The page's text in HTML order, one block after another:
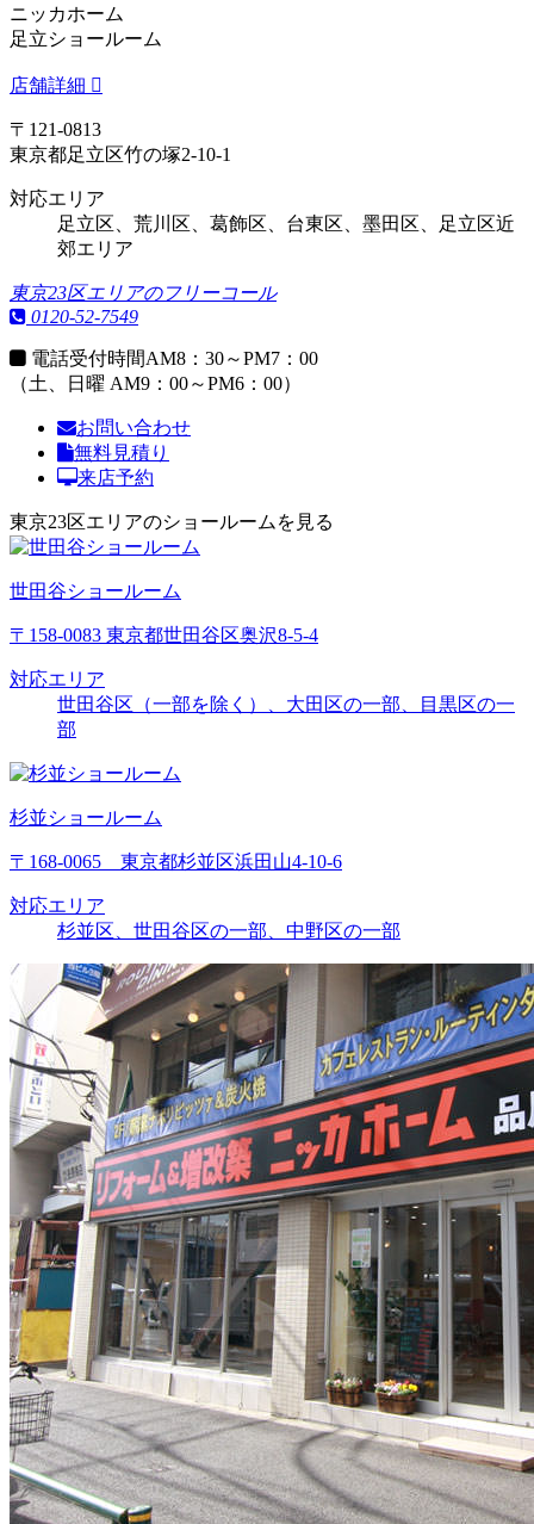
ニッカホーム
足立ショールーム
店舗詳細
〒121-0813
東京都足立区竹の塚2-10-1
対応エリア
足立区、荒川区、葛飾区、台東区、墨田区、足立区近
郊エリア
東京23区エリアのフリーコール
0120-52-7549
電話受付時間AM8：30～PM7：00
（土、日曜 AM9：00～PM6：00）
お問い合わせ
無料見積り
来店予約
東京23区エリアのショールームを見る
世田谷ショールーム
〒158-0083 東京都世田谷区奥沢8-5-4
対応エリア
世田谷区（一部を除く）、大田区の一部、目黒区の一
部
杉並ショールーム
〒168-0065 東京都杉並区浜田山4-10-6
対応エリア
杉並区、世田谷区の一部、中野区の一部